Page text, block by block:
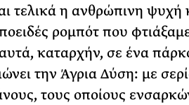
τελικά η ανθρώπινη ψυχή
ρομπότ που
καταρχήν, σε ένα
την Άγρια Δύση: με
τους οποίους